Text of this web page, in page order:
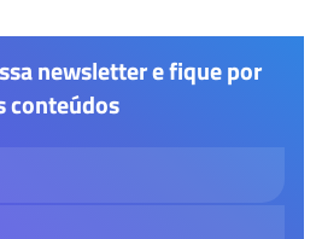
newsletter e fique por
conteúdos